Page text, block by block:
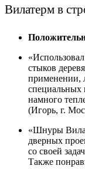
Вилатерм в
стыков
применении,
специальных
намного
(Игорь, г.
«Шнуры
дверных
со своей
Также